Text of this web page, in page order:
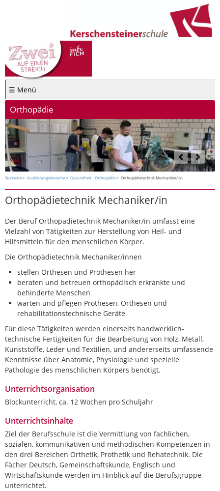
☰ Menü
Orthopädie
Startseite Ausbildungsbereiche Gesundheit - Orthopädie Orthopädietechnik Mechaniker/-in
Orthopädietechnik Mechaniker/in
Der Beruf Orthopädietechnik Mechaniker/in umfasst eine
Vielzahl von Tätigkeiten zur Herstellung von Heil- und
Hilfsmitteln für den menschlichen Körper.
Die Orthopädietechnik Mechaniker/innen
stellen Orthesen und Prothesen her
beraten und betreuen orthopädisch erkrankte und
behinderte Menschen
warten und pflegen Prothesen, Orthesen und
rehabilitationstechnische Geräte
Für diese Tätigkeiten werden einerseits handwerklich-
technische Fertigkeiten für die Bearbeitung von Holz, Metall,
Kunststoffe, Leder und Textilien, und andererseits umfassende
Kenntnisse über Anatomie, Physiologie und spezielle
Pathologie des menschlichen Körpers benötigt.
Unterrichtsorganisation
Blockunterricht, ca. 12 Wochen pro Schuljahr
Unterrichtsinhalte
Ziel der Berufsschule ist die Vermittlung von fachlichen,
sozialen, kommunikativen und methodischen Kompetenzen in
den drei Bereichen Orthetik, Prothetik und Rehatechnik. Die
Fächer Deutsch, Gemeinschaftskunde, Englisch und
Wirtschaftskunde werden im Hinblick auf die Berufsgruppe
unterrichtet.